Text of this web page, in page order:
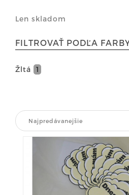
Len skladom
FILTROVAŤ PODĽA
Žltá 1
Najpredávanejšie